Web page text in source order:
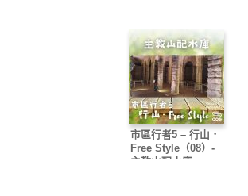
市區行者5 – 行山．
Free Style（08）-
主教山配水庫